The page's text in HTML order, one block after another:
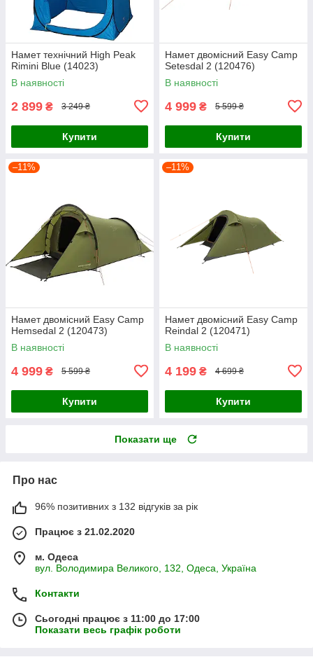
Намет технічний High Peak
Rimini Blue (14023)
В наявності
2 899 ₴ 3 249 ₴
Купити
Намет двомісний Easy Camp
Setesdal 2 (120476)
В наявності
4 999 ₴ 5 599 ₴
Купити
–11%
Намет двомісний Easy Camp
Hemsedal 2 (120473)
В наявності
4 999 ₴ 5 599 ₴
Купити
–11%
Намет двомісний Easy Camp
Reindal 2 (120471)
В наявності
4 199 ₴ 4 699 ₴
Купити
Показати ще
Про нас
96% позитивних з 132 відгуків за рік
Працює з 21.02.2020
м. Одеса
вул. Володимира Великого, 132, Одеса, Україна
Контакти
Сьогодні працює з 11:00 до 17:00
Показати весь графік роботи